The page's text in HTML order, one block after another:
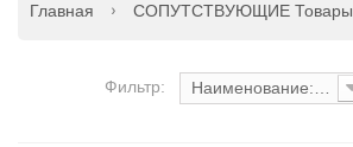
Главная СОПУТСТВУЮЩИЕ Товары
Фильтр: